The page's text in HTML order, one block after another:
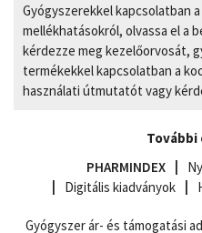
Gyógyszerekkel kapcsolatban
mellékhatásokról, olvassa el a
kérdezze meg kezelőorvosát,
termékekkel kapcsolatban a
használati útmutatót vagy
További
PHARMINDEX
Digitális kiadványok
Gyógyszer ár- és támogatási